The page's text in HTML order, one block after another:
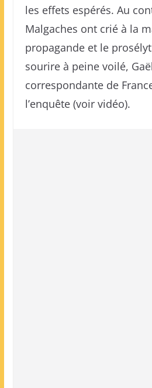
les effets espérés. Au
Malgaches ont crié à la
propagande et le
sourire à peine voilé,
correspondante de
l’enquête (voir vidéo).